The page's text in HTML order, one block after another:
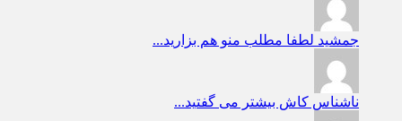
جمشید لطفا مطلب منو هم بزارید...
ناشناس کاش بیشتر می گفتید...